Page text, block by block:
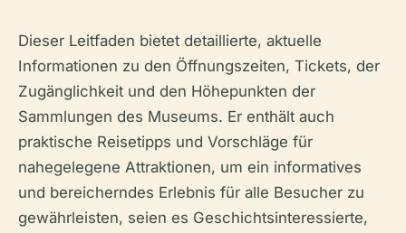
Dieser Leitfaden bietet detaillierte, aktuelle
Informationen zu den Öffnungszeiten, Tickets, der
Zugänglichkeit und den Höhepunkten der
Sammlungen des Museums. Er enthält auch
praktische Reisetipps und Vorschläge für
nahegelegene Attraktionen, um ein informatives
und bereicherndes Erlebnis für alle Besucher zu
gewährleisten, seien es Geschichtsinteressierte,